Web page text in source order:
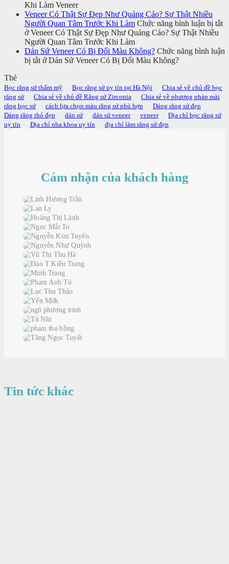
Khi Làm Veneer
Veneer Có Thật Sự Đẹp Như Quảng Cáo? Sự Thật Nhiều
Người Quan Tâm Trước Khi Làm Chức năng bình luận bị tắt
ở Veneer Có Thật Sự Đẹp Như Quảng Cáo? Sự Thật Nhiều
Người Quan Tâm Trước Khi Làm
Dán Sứ Veneer Có Bị Đổi Màu Không? Chức năng bình luận
bị tắt ở Dán Sứ Veneer Có Bị Đổi Màu Không?
Thẻ
Bọc răng sứ thẩm mỹ Bọc răng sứ uy tín tại Hà Nội
Chia sẻ về chủ đề bọc
răng sứ
Chia sẻ về chủ đề Răng sứ Zirconia
Chia sẻ về phương pháp mài
răng bọc sứ
cách lựa chọn màu răng sứ phù hợp
Dáng răng sứ đẹp
Dáng răng thỏ đẹp
dán sứ dán sứ veneer veneer
Địa chỉ bọc răng sứ
uy tín
Địa chỉ nha khoa uy tín địa chỉ làm răng sứ đẹp
Cảm nhận của khách hàng
Tin tức khác